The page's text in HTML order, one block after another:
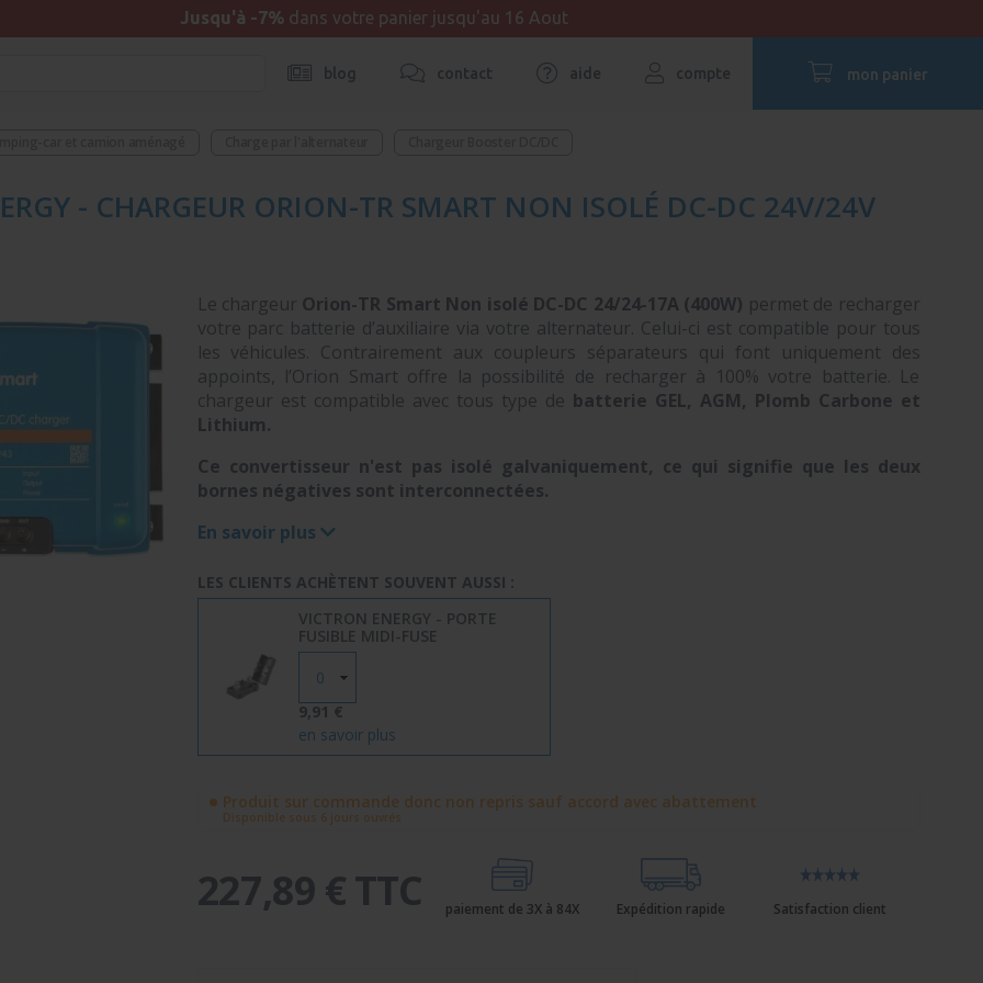
Jusqu'à -7%dans votre panier jusqu'au 16 Aout
blog contact aide compte mon panier
- CHARGEUR ORION-TR SMART NON ISOLÉ DC-DC 24V/24V
Le chargeur Orion-TR Smart Non isolé DC-DC 24/24-17A (400W) permet de recharger
votre parc batterie d’auxiliaire via votre alternateur. Celui-ci est compatible pour tous
les véhicules. Contrairement aux coupleurs séparateurs qui font uniquement des
appoints, l’Orion Smart offre la possibilité de recharger à 100% votre batterie. Le
chargeur est compatible avec tous type de batterie GEL, AGM, Plomb Carbone et
Lithium.
Ce convertisseur n'est pas isolé galvaniquement, ce qui signifie que les deux
bornes négatives sont interconnectées.
En savoir plus
LES CLIENTS ACHÈTENT SOUVENT AUSSI :
VICTRON ENERGY - PORTE
FUSIBLE MIDI-FUSE
9,91 €
en savoir plus
Produit sur commande donc non repris sauf accord avec abattement
Disponible sous 6 jours ouvrés
227,89 € TTC paiement de 3X à 84X Expédition rapide Satisfaction client